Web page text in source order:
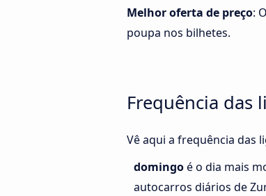
Melhor oferta de preço:
poupa nos bilhetes.
Frequência das
Vê aqui a frequência das
domingoé o dia mais
autocarros diários de